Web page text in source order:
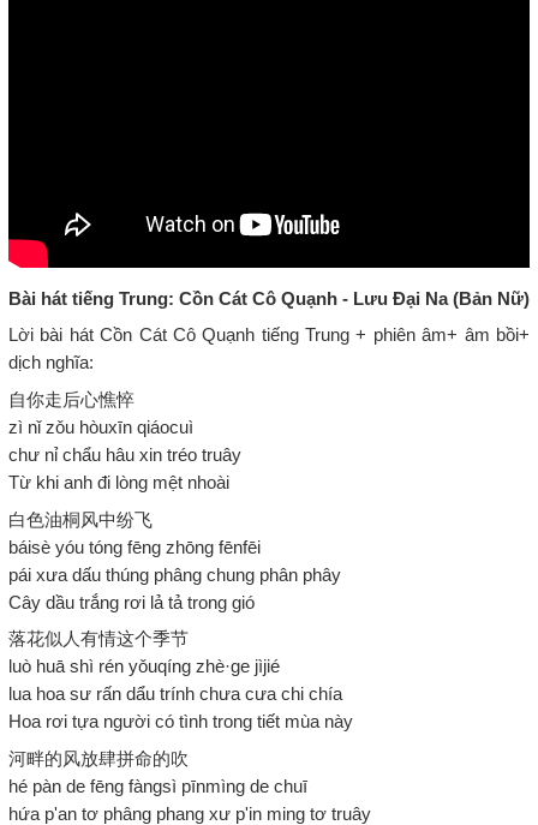
Bài hát tiếng Trung: Cồn Cát Cô Quạnh - Lưu Đại Na (Bản Nữ)
Lời bài hát Cồn Cát Cô Quạnh tiếng Trung + phiên âm+ âm bồi+
dịch nghĩa:
自你走后心憔悴
zì nǐ zǒu hòuxīn qiáocuì
chư nỉ chẩu hâu xin tréo truây
Từ khi anh đi lòng mệt nhoài
白色油桐风中纷飞
báisè yóu tóng fēng zhōng fēnfēi
pái xưa dấu thúng phâng chung phân phây
Cây dầu trắng rơi lả tả trong gió
落花似人有情这个季节
luò huā shì rén yǒuqíng zhè·ge jìjié
lua hoa sư rấn dẩu trính chưa cưa chi chía
Hoa rơi tựa người có tình trong tiết mùa này
河畔的风放肆拼命的吹
hé pàn de fēng fàngsì pīnmìng de chuī
hứa p'an tơ phâng phang xư p'in ming tơ truây